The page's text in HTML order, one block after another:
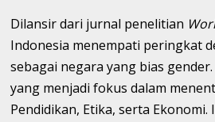
Dilansir dari jurnal penelitian
Indonesia menempati peringkat
sebagai negara yang bias
yang menjadi fokus dalam
Pendidikan, Etika, serta